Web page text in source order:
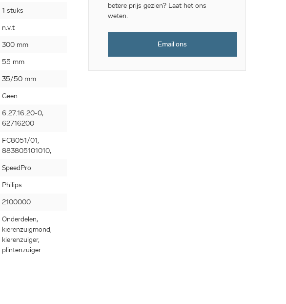
1 stuks
n.v.t
300 mm
55 mm
35/50 mm
Geen
6.27.16.20-0,
62716200
FC8051/01,
883805101010,
SpeedPro
Philips
2100000
Onderdelen,
kierenzuigmond,
kierenzuiger,
plintenzuiger
betere prijs gezien? Laat het ons
weten.
Email ons